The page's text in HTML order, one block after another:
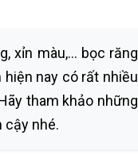
xỉn màu,… bọc răng
nay có rất nhiều
tham khảo những
cậy nhé.